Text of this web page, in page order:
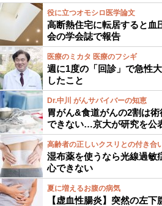
役に立つオモシロ医学論文
高断熱住宅に転居すると血
会の学会誌で報告
医療のミカタ 医療のフシギ
週に1度の「回診」で急性
したこと
Dr.中川 がんサバイバーの知恵
胃がん&食道がんの2割は
できない…京大が研究を公
高齢者の正しいクスリとの付き合
湿布薬を使うなら光線過
心できない
夏に増えるお腹の病気
【虚血性腸炎】突然の左